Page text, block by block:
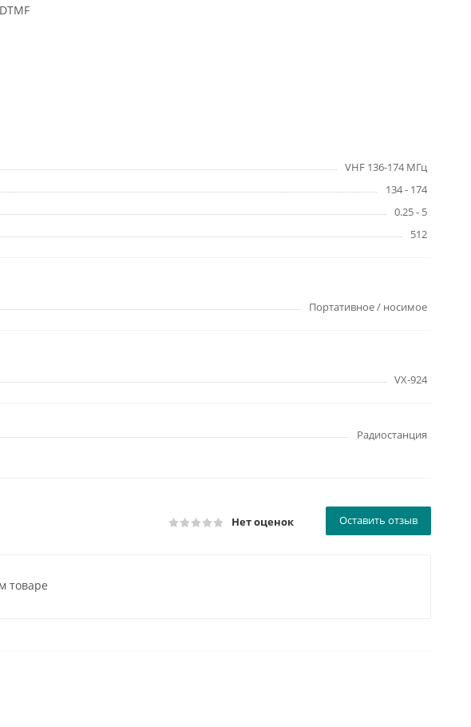
VHF 136-174 МГц
134 - 174
0.25 - 5
512
Портативное / носимое
VX-924
Радиостанция
Нет оценок Оставить отзыв
товаре